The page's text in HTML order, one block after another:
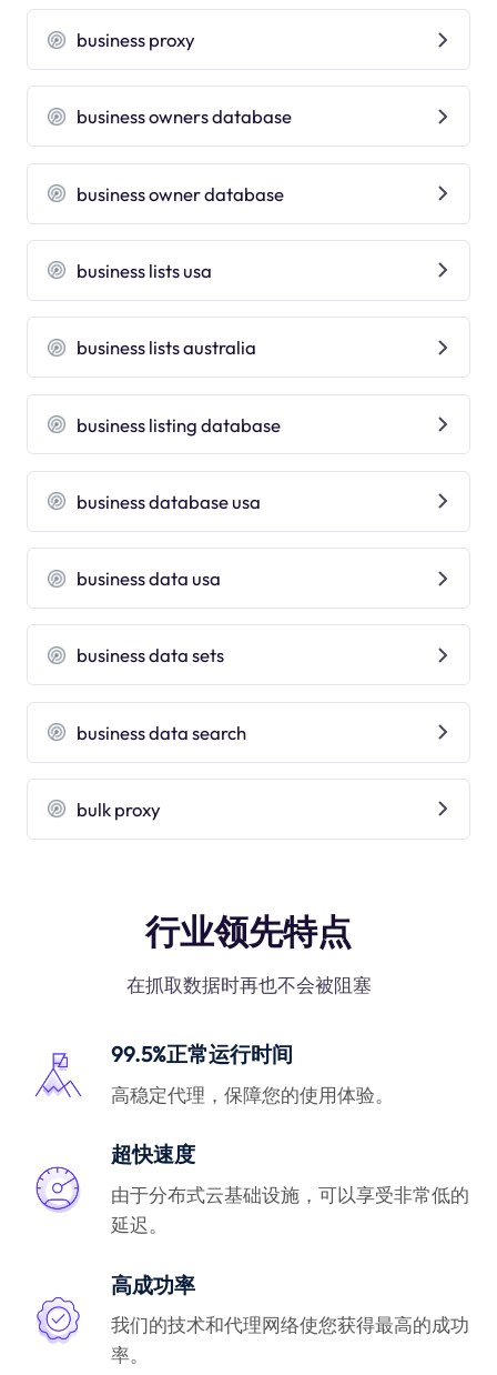
business proxy
business owners database
business owner database
business lists usa
business lists australia
business listing database
business database usa
business data usa
business data sets
business data search
bulk proxy
行业领先特点
在抓取数据时再也不会被阻塞
99.5%正常运行时间
高稳定代理，保障您的使用体验。
超快速度
由于分布式云基础设施，可以享受非常低的
延迟。
高成功率
我们的技术和代理网络使您获得最高的成功
率。